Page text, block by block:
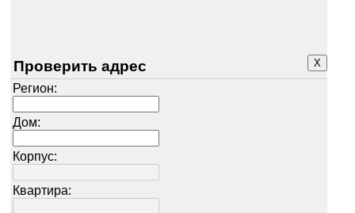
X
Проверить адрес
Регион:
Дом:
Корпус:
Квартира: